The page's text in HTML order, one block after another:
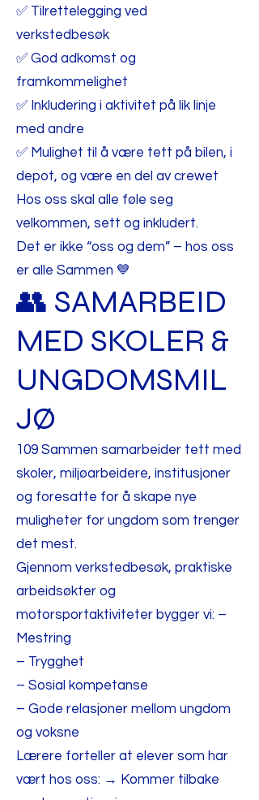
✅ Tilrettelegging ved
verkstedbesøk
✅ God adkomst og
framkommelighet
✅ Inkludering i aktivitet på lik linje
med andre
✅ Mulighet til å være tett på bilen, i
depot, og være en del av crewet
Hos oss skal alle føle seg
velkommen, sett og inkludert.
Det er ikke “oss og dem” – hos oss
er alle Sammen 💙
👥 SAMARBEID
MED SKOLER &
UNGDOMSMIL
JØ
109 Sammen samarbeider tett med
skoler, miljøarbeidere, institusjoner
og foresatte for å skape nye
muligheter for ungdom som trenger
det mest.
Gjennom verkstedbesøk, praktiske
arbeidsøkter og
motorsportaktiviteter bygger vi: –
Mestring
– Trygghet
– Sosial kompetanse
– Gode relasjoner mellom ungdom
og voksne
Lærere forteller at elever som har
vært hos oss: → Kommer tilbake